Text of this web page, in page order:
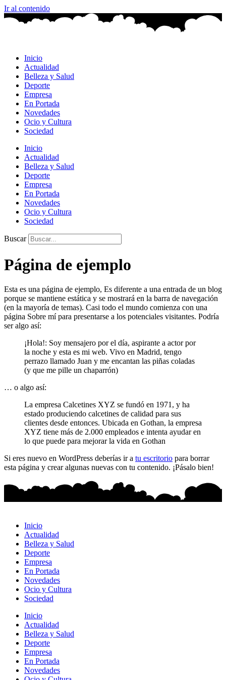
Ir al contenido
Inicio
Actualidad
Belleza y Salud
Deporte
Empresa
En Portada
Novedades
Ocio y Cultura
Sociedad
Inicio
Actualidad
Belleza y Salud
Deporte
Empresa
En Portada
Novedades
Ocio y Cultura
Sociedad
Buscar
Página de ejemplo
Esta es una página de ejemplo, Es diferente a una entrada de un blog
porque se mantiene estática y se mostrará en la barra de navegación
(en la mayoría de temas). Casi todo el mundo comienza con una
página Sobre mí para presentarse a los potenciales visitantes. Podría
ser algo así:
¡Hola!: Soy mensajero por el día, aspirante a actor por
la noche y esta es mi web. Vivo en Madrid, tengo
perrazo llamado Juan y me encantan las piñas coladas
(y que me pille un chaparrón)
… o algo así:
La empresa Calcetines XYZ se fundó en 1971, y ha
estado produciendo calcetines de calidad para sus
clientes desde entonces. Ubicada en Gothan, la empresa
XYZ tiene más de 2.000 empleados e intenta ayudar en
lo que puede para mejorar la vida en Gothan
Si eres nuevo en WordPress deberías ir a tu escritorio para borrar
esta página y crear algunas nuevas con tu contenido. ¡Pásalo bien!
Inicio
Actualidad
Belleza y Salud
Deporte
Empresa
En Portada
Novedades
Ocio y Cultura
Sociedad
Inicio
Actualidad
Belleza y Salud
Deporte
Empresa
En Portada
Novedades